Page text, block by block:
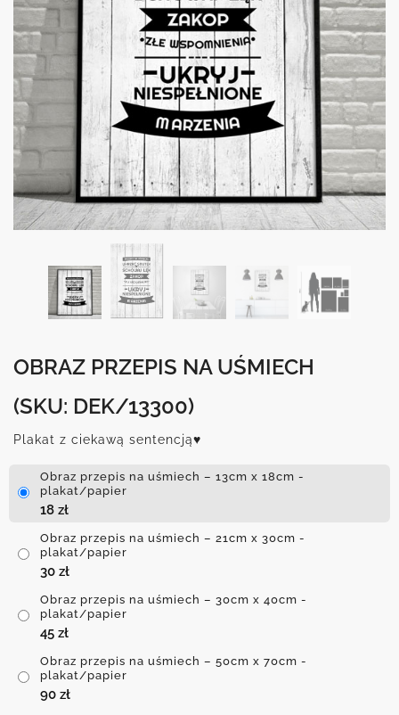
OBRAZ PRZEPIS NA UŚMIECH
(SKU: DEK/13300)
Plakat z ciekawą sentencją♥
Obraz przepis na uśmiech – 13cm x 18cm -
plakat/papier
18 zł
Obraz przepis na uśmiech – 21cm x 30cm -
plakat/papier
30 zł
Obraz przepis na uśmiech – 30cm x 40cm -
plakat/papier
45 zł
Obraz przepis na uśmiech – 50cm x 70cm -
plakat/papier
90 zł